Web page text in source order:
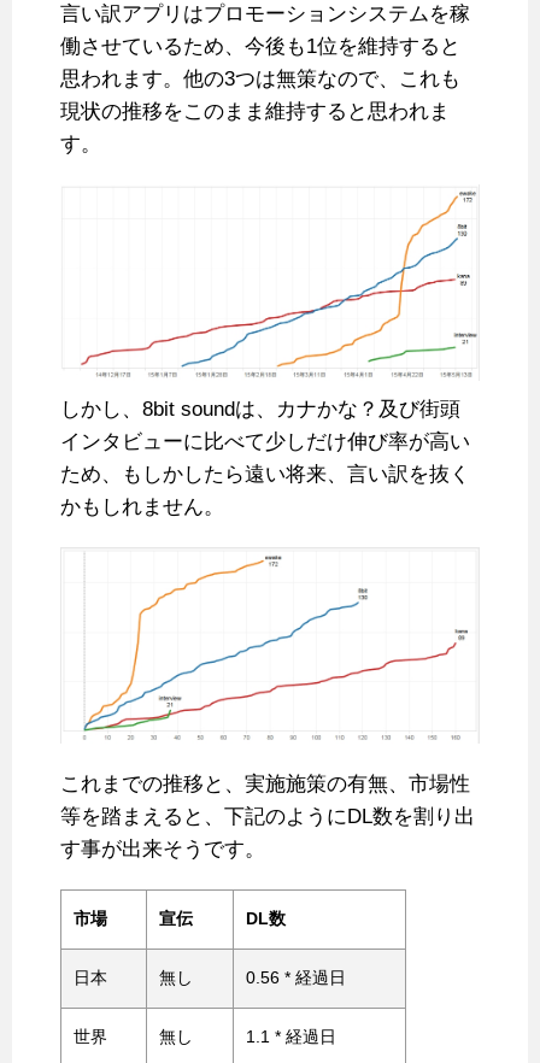
言い訳アプリはプロモーションシステムを稼
働させているため、今後も1位を維持すると
思われます。他の3つは無策なので、これも
現状の推移をこのまま維持すると思われま
す。
しかし、8bit soundは、カナかな？及び街頭
インタビューに比べて少しだけ伸び率が高い
ため、もしかしたら遠い将来、言い訳を抜く
かもしれません。
これまでの推移と、実施施策の有無、市場性
等を踏まえると、下記のようにDL数を割り出
す事が出来そうです。
市場 宣伝 DL数
日本 無し 0.56 * 経過日
世界 無し 1.1 * 経過日